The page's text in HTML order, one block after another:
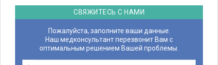
СВЯЖИТЕСЬ С НАМИ
Пожалуйста, заполните ваши данные.
Наш медконсультант перезвонит Вам с
оптимальным решением Вашей проблемы.